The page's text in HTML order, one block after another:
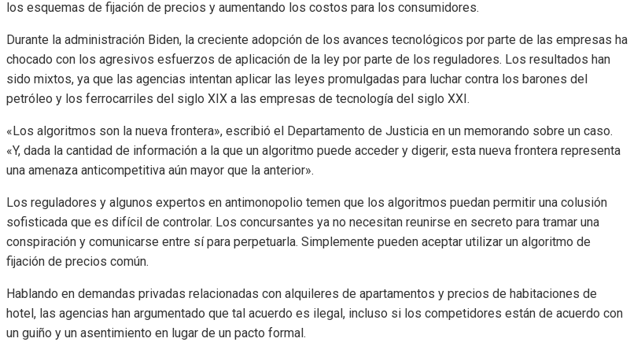
los esquemas de fijación de precios y aumentando los costos para los consumidores.
Durante la administración Biden, la creciente adopción de los avances tecnológicos por parte de las empresas ha
chocado con los agresivos esfuerzos de aplicación de la ley por parte de los reguladores. Los resultados han
sido mixtos, ya que las agencias intentan aplicar las leyes promulgadas para luchar contra los barones del
petróleo y los ferrocarriles del siglo XIX a las empresas de tecnología del siglo XXI.
«Los algoritmos son la nueva frontera», escribió el Departamento de Justicia en un memorando sobre un caso.
«Y, dada la cantidad de información a la que un algoritmo puede acceder y digerir, esta nueva frontera representa
una amenaza anticompetitiva aún mayor que la anterior».
Los reguladores y algunos expertos en antimonopolio temen que los algoritmos puedan permitir una colusión
sofisticada que es difícil de controlar. Los concursantes ya no necesitan reunirse en secreto para tramar una
conspiración y comunicarse entre sí para perpetuarla. Simplemente pueden aceptar utilizar un algoritmo de
fijación de precios común.
Hablando en demandas privadas relacionadas con alquileres de apartamentos y precios de habitaciones de
hotel, las agencias han argumentado que tal acuerdo es ilegal, incluso si los competidores están de acuerdo con
un guiño y un asentimiento en lugar de un pacto formal.